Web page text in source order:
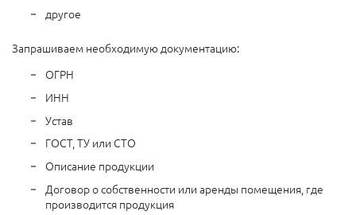
другое
Запрашиваем необходимую документацию:
ОГРН
ИНН
Устав
ГОСТ, ТУ или СТО
Описание продукции
Договор о собственности или аренды помещения, где
производится продукция